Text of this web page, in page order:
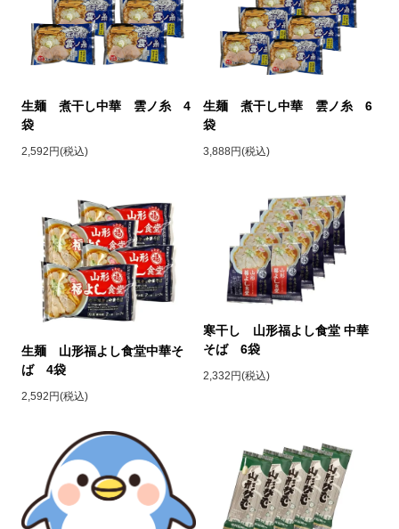
生麺 煮干し中華 雲ノ糸 4
袋
2,592円(税込)
生麺 煮干し中華 雲ノ糸 6
袋
3,888円(税込)
生麺 山形福よし食堂中華そ
ば 4袋
2,592円(税込)
寒干し 山形福よし食堂 中華
そば 6袋
2,332円(税込)